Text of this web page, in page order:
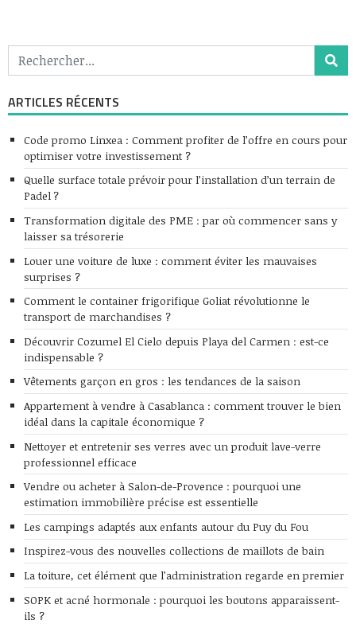
ARTICLES RÉCENTS
Code promo Linxea : Comment profiter de l’offre en cours pour
optimiser votre investissement ?
Quelle surface totale prévoir pour l’installation d’un terrain de
Padel ?
Transformation digitale des PME : par où commencer sans y
laisser sa trésorerie
Louer une voiture de luxe : comment éviter les mauvaises
surprises ?
Comment le container frigorifique Goliat révolutionne le
transport de marchandises ?
Découvrir Cozumel El Cielo depuis Playa del Carmen : est-ce
indispensable ?
Vêtements garçon en gros : les tendances de la saison
Appartement à vendre à Casablanca : comment trouver le bien
idéal dans la capitale économique ?
Nettoyer et entretenir ses verres avec un produit lave-verre
professionnel efficace
Vendre ou acheter à Salon-de-Provence : pourquoi une
estimation immobilière précise est essentielle
Les campings adaptés aux enfants autour du Puy du Fou
Inspirez-vous des nouvelles collections de maillots de bain
La toiture, cet élément que l’administration regarde en premier
SOPK et acné hormonale : pourquoi les boutons apparaissent-
ils ?